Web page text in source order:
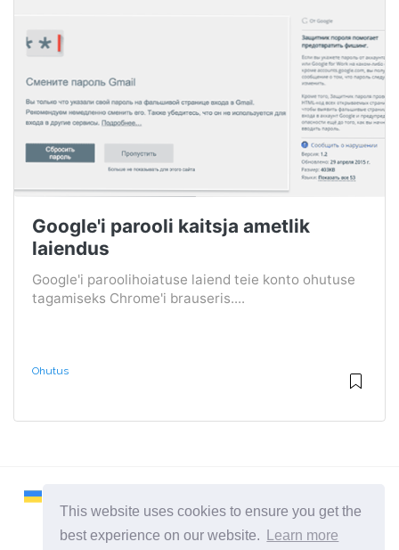
This website uses cookies to ensure you get the
best experience on our website.
Learn more
Google'i parooli kaitsja ametlik
laiendus
Google'i paroolihoiatuse laiend teie konto ohutuse
tagamiseks Chrome'i brauseris....
Ohutus